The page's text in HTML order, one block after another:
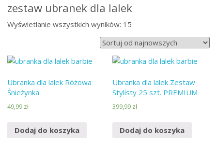
zestaw ubranek dla lalek
Wyświetlanie wszystkich wyników: 15
Ubranka dla lalek Różowa
Śnieżynka
49,99 zł
Dodaj do koszyka
Ubranka dla lalek Zestaw
Stylisty 25 szt. PREMIUM
399,99 zł
Dodaj do koszyka